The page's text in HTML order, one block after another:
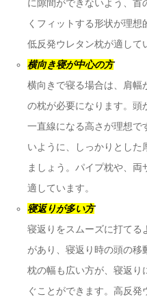
に隙間ができないよう、首
くフィットする形状が理想
低反発ウレタン枕が適して
横向き寝が中心の方
横向きで寝る場合は、肩幅
の枕が必要になります。頭
一直線になる高さが理想で
いように、しっかりとした
ましょう。パイプ枕や、
適しています。
寝返りが多い方
寝返りをスムーズに打てる
があり、寝返り時の頭の移
枕の幅も広い方が、寝返り
ぐことができます。高反